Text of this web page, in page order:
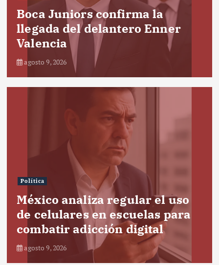
Boca Juniors confirma la
llegada del delantero Enner
Valencia
agosto 9, 2026
Política
México analiza regular el uso
de celulares en escuelas para
combatir adicción digital
agosto 9, 2026